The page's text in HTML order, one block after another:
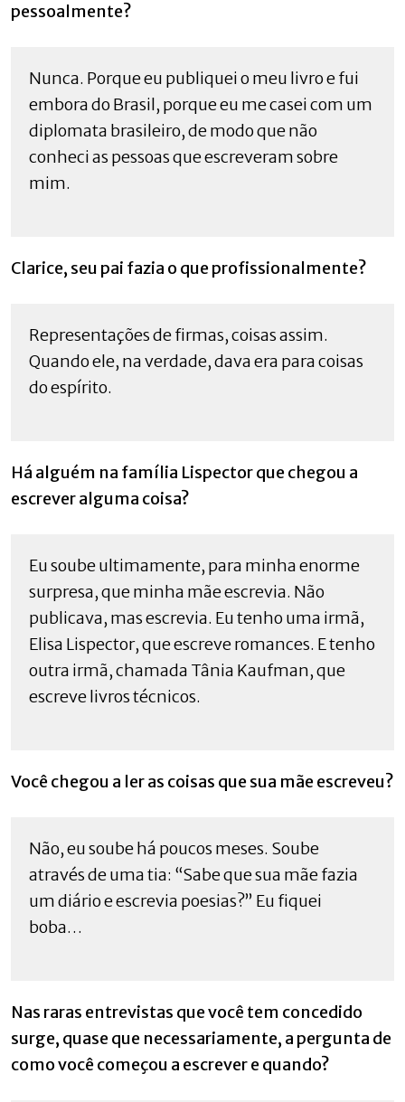
pessoalmente?
Nunca. Porque eu publiquei o meu livro e fui
embora do Brasil, porque eu me casei com um
diplomata brasileiro, de modo que não
conheci as pessoas que escreveram sobre
mim.
Clarice, seu pai fazia o que profissionalmente?
Representações de firmas, coisas assim.
Quando ele, na verdade, dava era para coisas
do espírito.
Há alguém na família Lispector que chegou a
escrever alguma coisa?
Eu soube ultimamente, para minha enorme
surpresa, que minha mãe escrevia. Não
publicava, mas escrevia. Eu tenho uma irmã,
Elisa Lispector, que escreve romances. E tenho
outra irmã, chamada Tânia Kaufman, que
escreve livros técnicos.
Você chegou a ler as coisas que sua mãe escreveu?
Não, eu soube há poucos meses. Soube
através de uma tia: “Sabe que sua mãe fazia
um diário e escrevia poesias?” Eu fiquei
boba…
Nas raras entrevistas que você tem concedido
surge, quase que necessariamente, a pergunta de
como você começou a escrever e quando?